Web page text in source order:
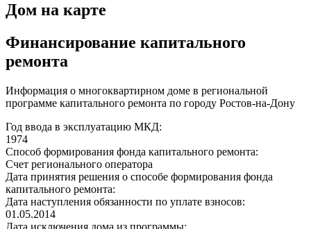
Дом на карте
Финансирование капитального
ремонта
Информация о многоквартирном доме в региональной
программе капитального ремонта по городу Ростов-на-Дону
Год ввода в эксплуатацию МКД:
1974
Способ формирования фонда капитального ремонта:
Счет регионального оператора
Дата принятия решения о способе формирования фонда
капитального ремонта:
Дата наступления обязанности по уплате взносов:
01.05.2014
Дата исключения дома из программы: